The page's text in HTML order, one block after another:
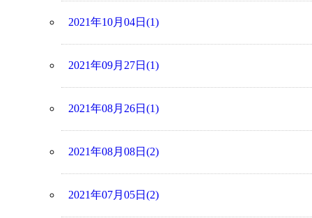
2021年10月04日(1)
2021年09月27日(1)
2021年08月26日(1)
2021年08月08日(2)
2021年07月05日(2)